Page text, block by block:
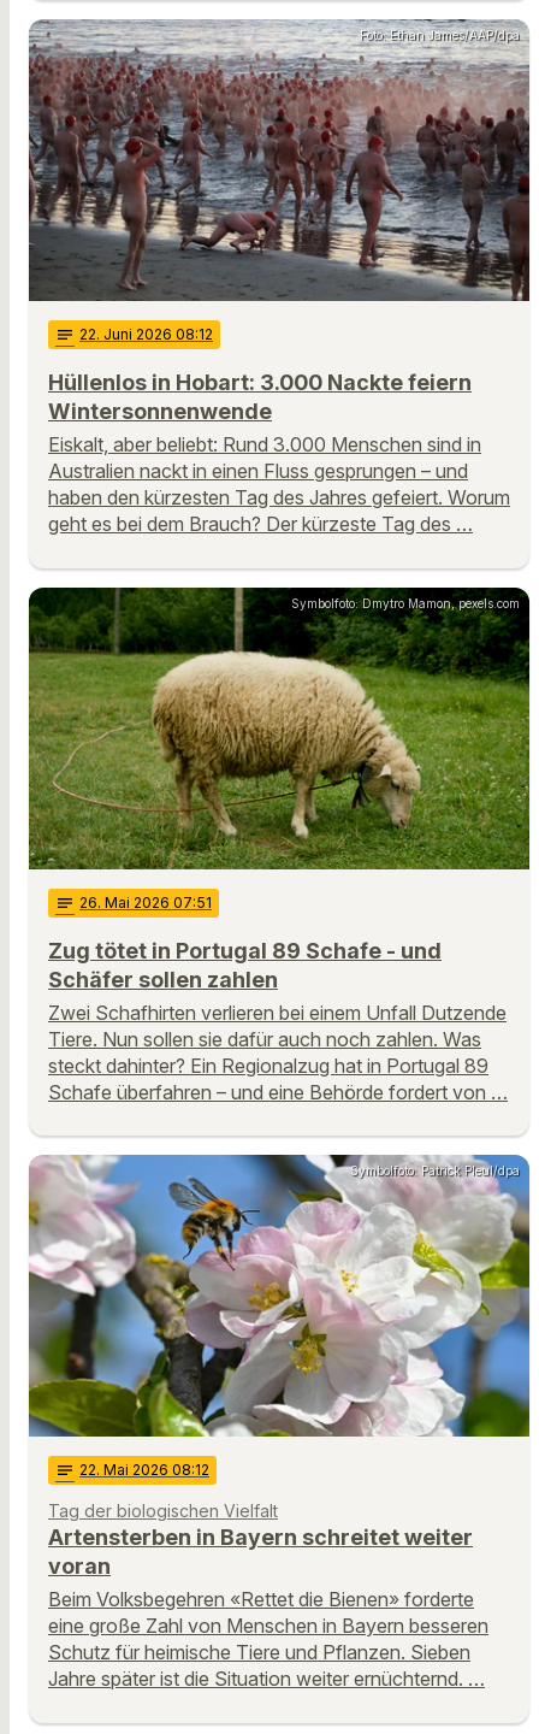
Foto: Ethan James/AAP/dpa
notes 22. Juni 2026 08:12
Hüllenlos in Hobart: 3.000 Nackte feiern
Wintersonnenwende
Eiskalt, aber beliebt: Rund 3.000 Menschen sind in
Australien nackt in einen Fluss gesprungen – und
haben den kürzesten Tag des Jahres gefeiert. Worum
geht es bei dem Brauch? Der kürzeste Tag des …
Symbolfoto: Dmytro Mamon, pexels.com
notes 26. Mai 2026 07:51
Zug tötet in Portugal 89 Schafe - und
Schäfer sollen zahlen
Zwei Schafhirten verlieren bei einem Unfall Dutzende
Tiere. Nun sollen sie dafür auch noch zahlen. Was
steckt dahinter? Ein Regionalzug hat in Portugal 89
Schafe überfahren – und eine Behörde fordert von …
Symbolfoto: Patrick Pleul/dpa
notes 22. Mai 2026 08:12
Tag der biologischen Vielfalt
Artensterben in Bayern schreitet weiter
voran
Beim Volksbegehren «Rettet die Bienen» forderte
eine große Zahl von Menschen in Bayern besseren
Schutz für heimische Tiere und Pflanzen. Sieben
Jahre später ist die Situation weiter ernüchternd. …